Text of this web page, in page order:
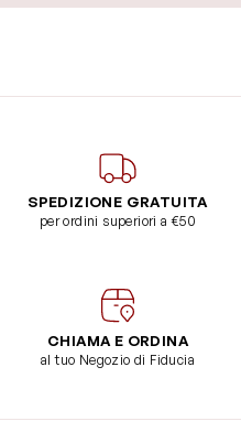
SPEDIZIONE GRATUITA
per ordini superiori a €50
CHIAMA E ORDINA
al tuo Negozio di Fiducia